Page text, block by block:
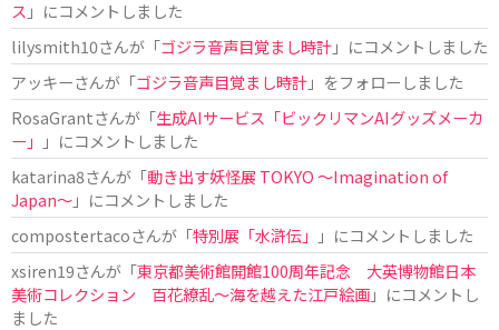
ス 」にコメントしました
lilysmith10さんが「ゴジラ音声目覚まし時計」にコメントしました
アッキーさんが「ゴジラ音声目覚まし時計」をフォローしました
RosaGrantさんが「生成AIサービス「ビックリマンAIグッズメーカ
ー」
」にコメントしました
katarina8さんが「動き出す妖怪展 TOKYO 〜Imagination of
Japan〜」にコメントしました
compostertacoさんが「特別展「水滸伝」
」にコメントしました
xsiren19さんが「東京都美術館開館100周年記念 大英博物館日本
美術コレクション 百花繚乱～海を越えた江戸絵画」にコメントし
ました